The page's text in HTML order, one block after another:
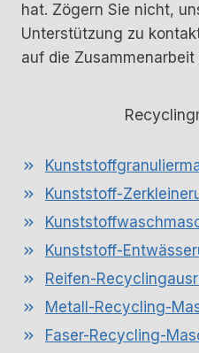
hat. Zögern Sie nicht,
Unterstützung zu
auf die Zusammenarbeit
Kunststoff-
Kunststoff-
Reifen-
Metall-Recycling-
Faser-Recycling-